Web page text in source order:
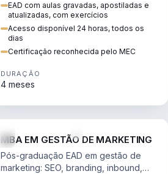
comportamento do consumidor na
era digital.
EAD com aulas gravadas, apostiladas e
atualizadas, com exercícios
Acesso disponível 24 horas, todos os
dias
Certificação reconhecida pelo MEC
DURAÇÃO
4 meses
MBA EM GESTÃO DE MARKETING
Pós-graduação EAD em gestão de
marketing: SEO, branding, inbound,